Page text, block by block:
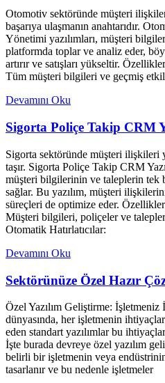
Otomotiv sektöründe müşteri
başarıya ulaşmanın anahtarıdır.
Yönetimi yazılımları, müşteri
platformda toplar ve analiz eder,
artırır ve satışları yükseltir.
Tüm müşteri bilgileri ve geçmiş
Devamını Oku
Sigorta Poliçe Takip CRM
Sigorta sektöründe müşteri
taşır. Sigorta Poliçe Takip CRM
müşteri bilgilerinin ve taleplerin tek
sağlar. Bu yazılım, müşteri
süreçleri de optimize eder.
Müşteri bilgileri, poliçeler ve
Otomatik Hatırlatıcılar:
Devamını Oku
Sektörünüze Özel Hazır
Özel Yazılım Geliştirme:
dünyasında, her işletmenin
eden standart yazılımlar bu
İşte burada devreye özel yazılım
belirli bir işletmenin veya
tasarlanır ve bu nedenle işletmeler